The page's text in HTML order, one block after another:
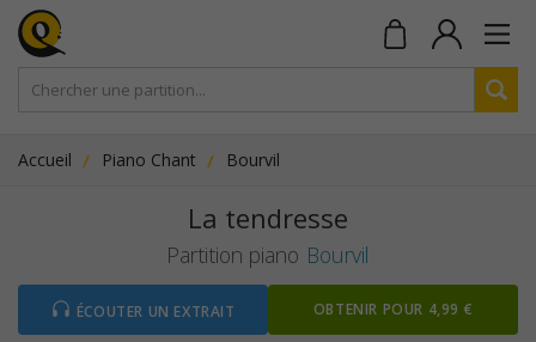
Accueil Piano Chant Bourvil
La tendresse
Partition piano Bourvil
ÉCOUTER UN EXTRAIT OBTENIR POUR 4,99 €